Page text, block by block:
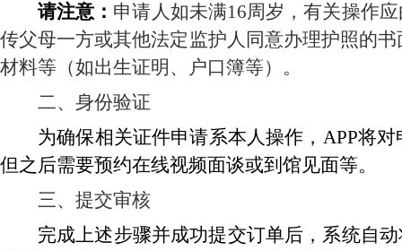
请注意： 申请人如未满16周岁，有关操作
传父母一方或其他法定监护人同意办理护照的
材料等（如出生证明、户口簿等）。
二、身份验证
为确保相关证件申请系本人操作，APP将
但之后需要预约在线视频面谈或到馆见面等。
三、提交审核
完成上述步骤并成功提交订单后，系统自